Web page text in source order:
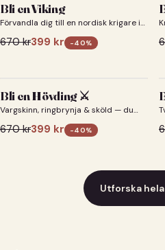
Bli en Viking
Förvandla dig till en nordisk krigare i
ett episkt vikingaporträtt.
670kr399 kr -40%
Bli en Hövding ⚔️
Vargskinn, ringbrynja & sköld — du
som nordisk krigsherre ⚔️
670kr399 kr -40%
Utforska